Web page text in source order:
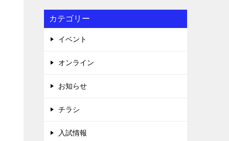
カテゴリー
イベント
オンライン
お知らせ
チラシ
入試情報